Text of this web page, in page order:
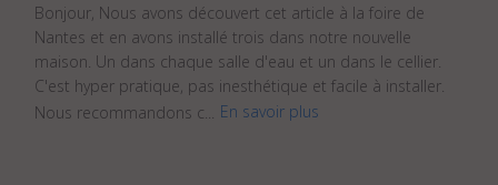
Bonjour, Nous avons découvert cet article à la foire de
Nantes et en avons installé trois dans notre nouvelle
maison. Un dans chaque salle d'eau et un dans le cellier.
C'est hyper pratique, pas inesthétique et facile à installer.
Nous recommandons c...
En savoir plus